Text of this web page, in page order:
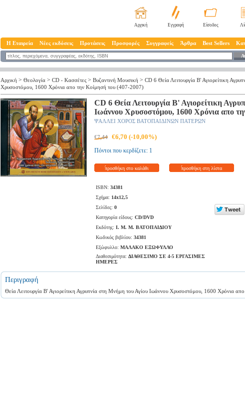
Αρχική Εγγραφή Είσοδος
Η Εταιρεία Νέες εκδόσεις Προτάσεις Προσφορές Συγγραφείς Άρθρα Best Sellers
Αρχική > Θεολογία > CD - Kασσέτες > Βυζαντινή Μουσική > CD 6 Θεία Λειτουργία Β' Αγιορείτικη
Χρυσοστόμου, 1600 Χρόνια απο την Κοίμησή του (407-2007)
CD 6 Θεία Λειτουργία Β' Αγιορείτικη
Ιωάννου Χρυσοστόμου, 1600 Χρόνια απο
ΨΑΛΛΕΙ ΧΟΡΟΣ ΒΑΤΟΠΑΙΔΙΝΩΝ ΠΑΤΕΡΩΝ
€7,44 €6,70 (-10,00%)
Πόντοι που κερδίζετε: 1
προσθήκη στο καλάθι προσθήκη στη λίστα
ISBN: 34381
Σχήμα: 14x12,5
Σελίδες: 0
Κατηγορία είδους: CD/DVD
Εκδότης: Ι. Μ. Μ. ΒΑΤΟΠΑΙΔΙΟΥ
Κωδικός βιβλίου: 34381
Εξώφυλλο: ΜΑΛΑΚΟ ΕΞΩΦΥΛΛΟ
Διαθεσιμότητα: ΔΙΑΘΕΣΙΜΟ ΣΕ 4-5 ΕΡΓΑΣΙΜΕΣ
ΗΜΕΡΕΣ
Περιγραφή
Θεία Λειτουργία Β' Αγιορείτικη Αγρυπνία στη Μνήμη του Αγίου Ιωάννου Χρυσοστόμου, 1600 Χρόνια